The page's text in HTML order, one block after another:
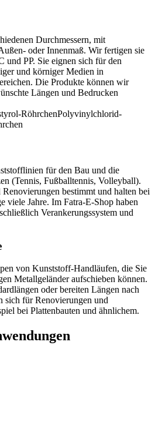
Durchmessern, mit
oder Innenmaß. Wir fertigen sie
PP. Sie eignen sich für den
und körniger Medien in
Die Produkte können wir
Längen und Bedrucken
RöhrchenPolyvinylchlorid-
für den Bau und die
(Tennis, Fußballtennis, Volleyball).
bestimmt und halten bei
viele Jahre. Im Fatra-E-Shop haben
Verankerungssystem und
von Kunststoff-Handläufen, die Sie
Metallgeländer aufschieben können.
oder bereiten Längen nach
sich für Renovierungen und
bei Plattenbauten und ähnlichem.